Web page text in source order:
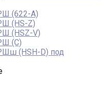
(622-A)
(HS-Z)
(HSZ-V)
(С)
(HSH-D) под